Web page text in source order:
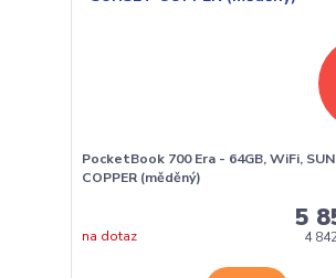
PocketBook 700 Era - 64GB, WiFi,
COPPER (měděný)
5
4
na dotaz